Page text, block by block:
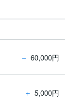
＋ 60,000円
＋ 5,000円